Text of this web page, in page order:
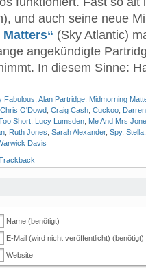
und auch seine neue
(Sky Atlantic)
angekündigte
In diesem Sinne:
Fabulous Alan Partridge: Midmorning
Chris O'Dowd Craig Cash Cuckoo
Short Lucy Lumsden Me And Mrs
Ruth Jones Sarah Alexander, Spy, Stella
Davis
Name (benötigt)
E-Mail (wird nicht veröffentlicht) (benötigt)
Website